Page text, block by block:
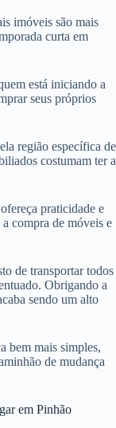
imóveis são mais
curta em
está iniciando a
seus próprios
região específica de
costumam ter a
praticidade e
compra de móveis e
de transportar todos
Obrigando a
sendo um alto
bem mais simples,
de mudança
em Pinhão